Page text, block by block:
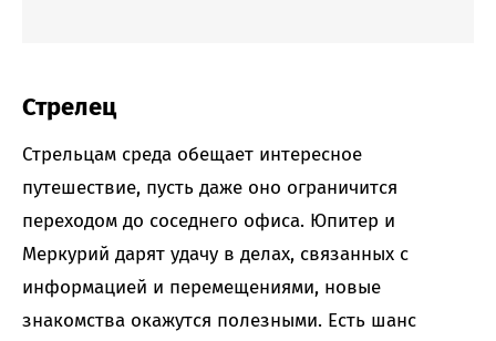
Стрелец
Стрельцам среда обещает интересное
путешествие, пусть даже оно ограничится
переходом до соседнего офиса. Юпитер и
Меркурий дарят удачу в делах, связанных с
информацией и перемещениями, новые
знакомства окажутся полезными. Есть шанс